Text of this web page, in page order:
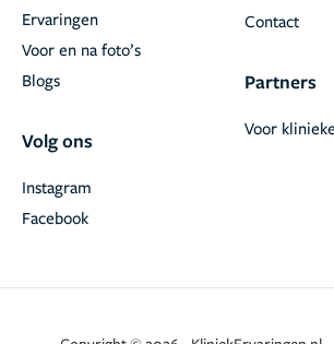
Ervaringen
Voor en na foto’s
Blogs
Volg ons
Facebook
Instagram
Contact
Partners
Voor